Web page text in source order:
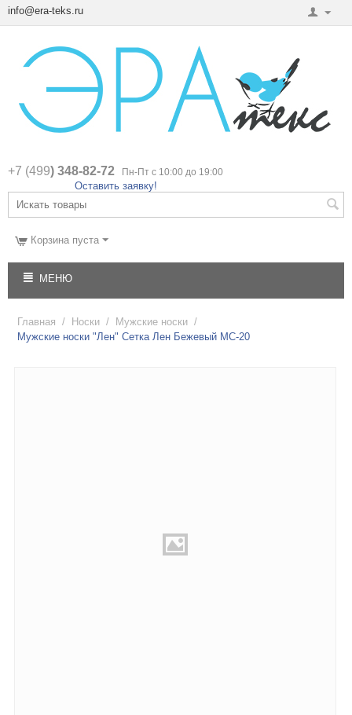
info@era-teks.ru
+7 (499) 348-82-72 Пн-Пт с 10:00 до 19:00
Оставить заявку!
Корзина пуста
МЕНЮ
Главная / Носки / Мужские носки /
Мужские носки "Лен" Сетка Лен Бежевый МС-20